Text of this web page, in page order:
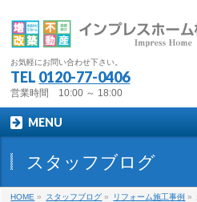
お気軽にお問い合わせ下さい。
TEL 0120-77-0406
営業時間 10:00 ～ 18:00
MENU
スタッフブログ
HOME » スタッフブログ » リフォーム施工事例 »